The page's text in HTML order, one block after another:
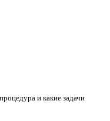
и какие задачи